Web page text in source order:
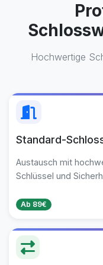
Hochwertige
Standard-
Austausch mit
Schlüssel und
Ab 89€